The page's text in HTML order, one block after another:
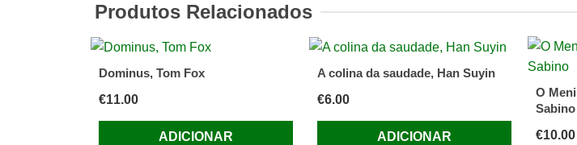
viagem
vida
de
Yann
Produtos Relacionados
Dominus, Tom Fox
€11.00
ADICIONAR
A colina da saudade, Han Suyin
€6.00
ADICIONAR
O
Sabino
€10.00